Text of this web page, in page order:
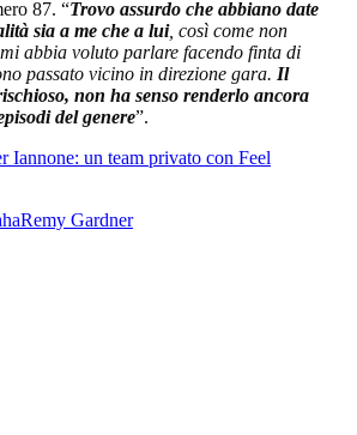
87. “Trovo assurdo che abbiano date
sia a me che a lui, così come non
abbia voluto parlare facendo finta di
passato vicino in direzione gara. Il
non ha senso renderlo ancora
del genere”.
Iannone: un team privato con Feel
Remy Gardner